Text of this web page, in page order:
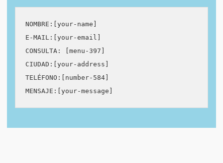
NOMBRE:[your-name]
E-MAIL:[your-email]
CONSULTA: [menu-397]
CIUDAD:[your-address]
TELÉFONO:[number-584]